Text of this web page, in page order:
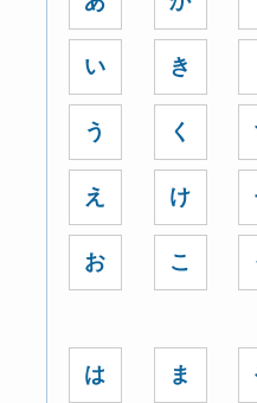
い
う
え
お
き
く
け
こ
は ま